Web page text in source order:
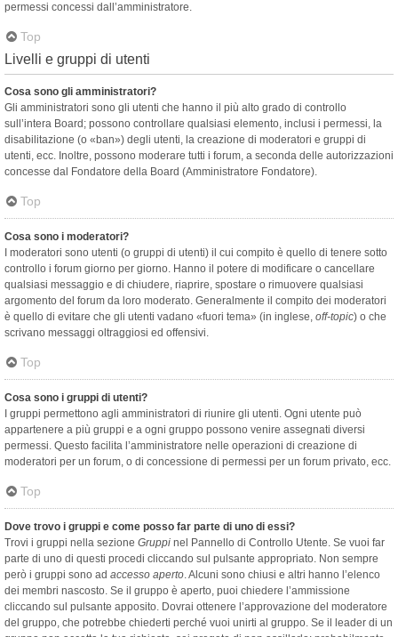
permessi concessi dall’amministratore.
Top
Livelli e gruppi di utenti
Cosa sono gli amministratori?
Gli amministratori sono gli utenti che hanno il più alto grado di controllo
sull’intera Board; possono controllare qualsiasi elemento, inclusi i permessi, la
disabilitazione (o «ban») degli utenti, la creazione di moderatori e gruppi di
utenti, ecc. Inoltre, possono moderare tutti i forum, a seconda delle autorizzazioni
concesse dal Fondatore della Board (Amministratore Fondatore).
Top
Cosa sono i moderatori?
I moderatori sono utenti (o gruppi di utenti) il cui compito è quello di tenere sotto
controllo i forum giorno per giorno. Hanno il potere di modificare o cancellare
qualsiasi messaggio e di chiudere, riaprire, spostare o rimuovere qualsiasi
argomento del forum da loro moderato. Generalmente il compito dei moderatori
è quello di evitare che gli utenti vadano «fuori tema» (in inglese, off-topic) o che
scrivano messaggi oltraggiosi ed offensivi.
Top
Cosa sono i gruppi di utenti?
I gruppi permettono agli amministratori di riunire gli utenti. Ogni utente può
appartenere a più gruppi e a ogni gruppo possono venire assegnati diversi
permessi. Questo facilita l’amministratore nelle operazioni di creazione di
moderatori per un forum, o di concessione di permessi per un forum privato, ecc.
Top
Dove trovo i gruppi e come posso far parte di uno di essi?
Trovi i gruppi nella sezione Gruppi nel Pannello di Controllo Utente. Se vuoi far
parte di uno di questi procedi cliccando sul pulsante appropriato. Non sempre
però i gruppi sono ad accesso aperto. Alcuni sono chiusi e altri hanno l’elenco
dei membri nascosto. Se il gruppo è aperto, puoi chiedere l’ammissione
cliccando sul pulsante apposito. Dovrai ottenere l’approvazione del moderatore
del gruppo, che potrebbe chiederti perché vuoi unirti al gruppo. Se il leader di un